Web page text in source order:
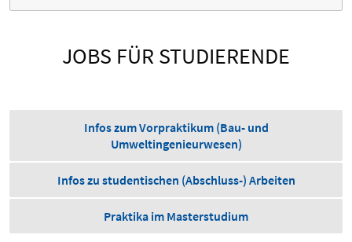
JOBS FÜR STUDIERENDE
Infos zum Vorpraktikum (Bau- und
Umweltingenieurwesen)
Infos zu studentischen (Abschluss-) Arbeiten
Praktika im Masterstudium